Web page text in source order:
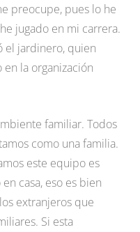
preocupe, pues lo he
jugado en mi carrera.
el jardinero, quien
en la organización
familiar. Todos
como una familia.
este equipo es
casa, eso es bien
extranjeros que
Si esta